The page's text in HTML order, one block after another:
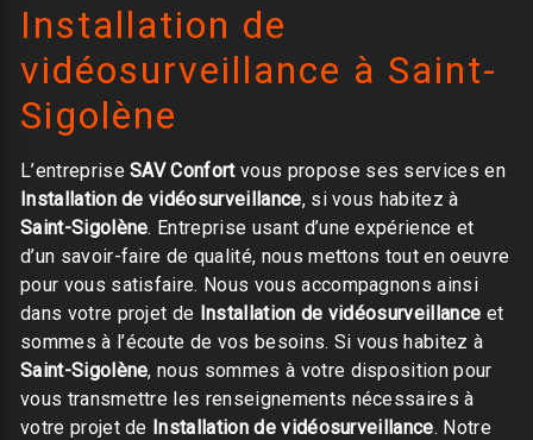
Installation de
vidéosurveillance à Saint-
Sigolène
L’entrepriseSAV Confortvous propose ses services en
Installation de vidéosurveillance, si vous habitez à
Saint-Sigolène. Entreprise usant d’une expérience et
d’un savoir-faire de qualité, nous mettons tout en oeuvre
pour vous satisfaire. Nous vous accompagnons ainsi
dans votre projet de Installation de vidéosurveillance et
sommes à l’écoute de vos besoins. Si vous habitez à
Saint-Sigolène, nous sommes à votre disposition pour
vous transmettre les renseignements nécessaires à
votre projet de Installation de vidéosurveillance. Notre